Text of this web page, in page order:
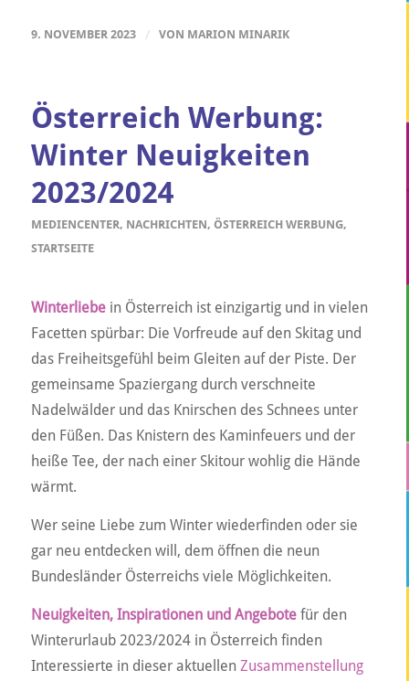
9. NOVEMBER 2023 / VON MARION MINARIK
Österreich Werbung:
Winter Neuigkeiten
2023/2024
MEDIENCENTER, NACHRICHTEN, ÖSTERREICH WERBUNG,
STARTSEITE
Winterliebein Österreich ist einzigartig und in vielen
Facetten spürbar: Die Vorfreude auf den Skitag und
das Freiheitsgefühl beim Gleiten auf der Piste. Der
gemeinsame Spaziergang durch verschneite
Nadelwälder und das Knirschen des Schnees unter
den Füßen. Das Knistern des Kaminfeuers und der
heiße Tee, der nach einer Skitour wohlig die Hände
wärmt.
Wer seine Liebe zum Winter wiederfinden oder sie
gar neu entdecken will, dem öffnen die neun
Bundesländer Österreichs viele Möglichkeiten.
Neuigkeiten, Inspirationen und Angebotefür den
Winterurlaub 2023/2024 in Österreich finden
Interessierte in dieser aktuellen Zusammenstellung